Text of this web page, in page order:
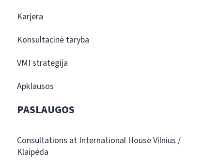
Karjera
Konsultacinė taryba
VMI strategija
Apklausos
PASLAUGOS
Consultations at International House Vilnius /
Klaipėda